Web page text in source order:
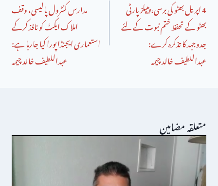
4 اپریل بھٹو کی برسی، پیپلز پارٹی
بھٹو کے تحفظ ختم نبوت کے لئے
جدوجہد کا تذکرہ کرے:
عبداللطیف خالد چیمہ
مدارس کنٹرول پالیسی، وقف
املاک ایکٹ کو نافذ کرکے
استعماری ایجنڈا پورا کیا جارہا ہے:
عبداللطیف خالد چیمہ
متعلقہ مضامین